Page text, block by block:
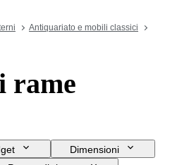
Antiquariato e mobili classici
rame
Dimensioni